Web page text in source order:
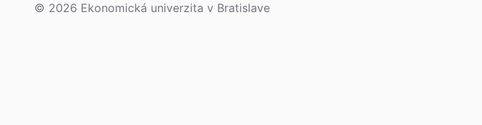
© 2026 Ekonomická univerzita v Bratislave